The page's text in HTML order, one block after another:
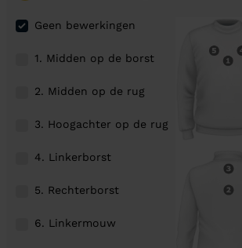
Geen bewerkingen
1. Midden op de borst
2. Midden op de rug
3. Hoogachter op de rug
4. Linkerborst
5. Rechterborst
6. Linkermouw